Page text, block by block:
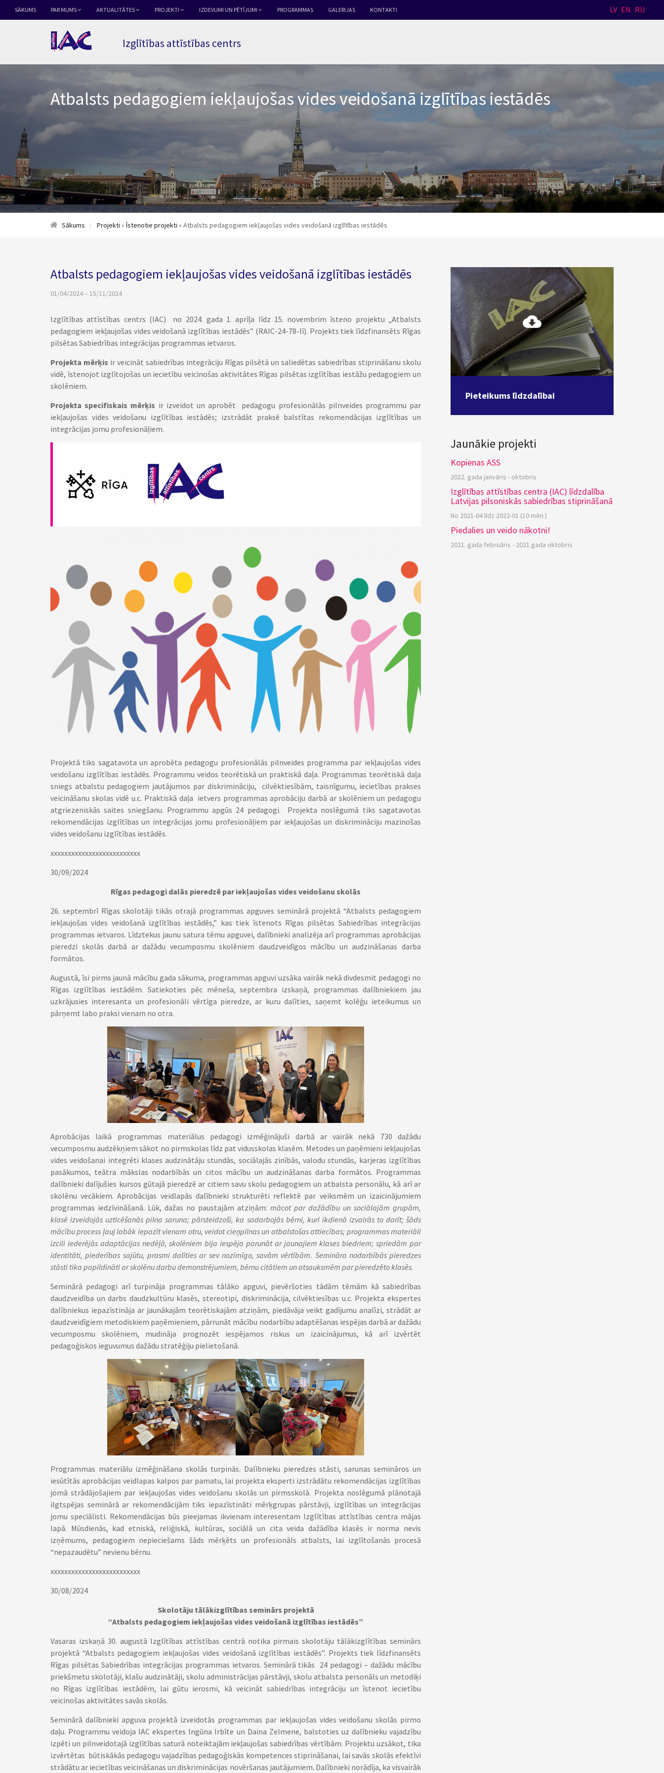
SĀKUMS PAR MUMS AKTUALITĀTES PROJEKTI IZDEVUMI UN PĒTĪJUMI PROGRAMMAS GALERIJAS KONTAKTI LV EN RU
Izglītības attīstības centrs
Atbalsts pedagogiem iekļaujošas vides veidošanā izglītības iestādēs
Sākums Projekti » Īstenotie projekti » Atbalsts pedagogiem iekļaujošas vides veidošanā izglītības iestādēs
Atbalsts pedagogiem iekļaujošas vides veidošanā izglītības iestādēs
01/04/2024 – 15/11/2024
Izglītības attīstības centrs (IAC) no 2024. gada 1. aprīļa līdz 15. novembrim īsteno projektu „Atbalsts
pedagogiem iekļaujošas vides veidošanā izglītības iestādēs” (RAIC-24-78-lī). Projekts tiek līdzfinansēts Rīgas
pilsētas Sabiedrības integrācijas programmas ietvaros.
Projekta mērķis ir veicināt sabiedrības integrāciju Rīgas pilsētā un saliedētas sabiedrības stiprināšanu skolu
vidē, īstenojot izglītojošas un iecietību veicinošas aktivitātes Rīgas pilsētas izglītības iestāžu pedagogiem un
skolēniem.
Projekta specifiskais mērķis ir izveidot un aprobēt pedagogu profesionālās pilnveides programmu par
iekļaujošas vides veidošanu izglītības iestādēs; izstrādāt praksē balstītas rekomendācijas izglītības un
integrācijas jomu profesionāļiem.
Projektā tiks sagatavota un aprobēta pedagogu profesionālās pilnveides programma par iekļaujošas vides
veidošanu izglītības iestādēs. Programmu veidos teorētiskā un praktiskā daļa. Programmas teorētiskā daļa
sniegs atbalstu pedagogiem jautājumos par diskrimināciju, cilvēktiesībām, taisnīgumu, iecietības prakses
veicināšanu skolas vidē u.c. Praktiskā daļa ietvers programmas aprobāciju darbā ar skolēniem un pedagogu
atgriezeniskās saites sniegšanu. Programmu apgūs 24 pedagogi. Projekta noslēgumā tiks sagatavotas
rekomendācijas izglītības un integrācijas jomu profesionāļiem par iekļaujošas un diskrimināciju mazinošas
vides veidošanu izglītības iestādēs.
xxxxxxxxxxxxxxxxxxxxxxxxxx
30/09/2024
Rīgas pedagogi dalās pieredzē par iekļaujošas vides veidošanu skolās
26. septembrī Rīgas skolotāji tikās otrajā programmas apguves seminārā projektā “Atbalsts pedagogiem
iekļaujošas vides veidošanā izglītības iestādēs,” kas tiek īstenots Rīgas pilsētas Sabiedrības integrācijas
programmas ietvaros. Līdztekus jaunu satura tēmu apguvei, dalībnieki analizēja arī programmas aprobācijas
pieredzi skolās darbā ar dažādu vecumposmu skolēniem daudzveidīgos mācību un audzināšanas darba
formātos.
Augustā, īsi pirms jaunā mācību gada sākuma, programmas apguvi uzsāka vairāk nekā divdesmit pedagogi no
Rīgas izglītības iestādēm. Satiekoties pēc mēneša, septembra izskaņā, programmas dalībniekiem jau
uzkrājusies interesanta un profesionāli vērtīga pieredze, ar kuru dalīties, saņemt kolēģu ieteikumus un
pārņemt labo praksi vienam no otra.
Aprobācijas laikā programmas materiālus pedagogi izmēģinājuši darbā ar vairāk nekā 730 dažādu
vecumposmu audzēkņiem sākot no pirmskolas līdz pat vidusskolas klasēm. Metodes un paņēmieni iekļaujošas
vides veidošanai integrēti klases audzinātāju stundās, sociālajās zinībās, valodu stundās, karjeras izglītības
pasākumos, teātra mākslas nodarbībās un citos mācību un audzināšanas darba formātos. Programmas
dalībnieki dalījušies kursos gūtajā pieredzē ar citiem savu skolu pedagogiem un atbalsta personālu, kā arī ar
skolēnu vecākiem. Aprobācijas veidlapās dalībnieki strukturēti reflektē par veiksmēm un izaicinājumiem
programmas iedzīvināšanā. Lūk, dažas no paustajām atziņām: mācot par dažādību un sociālajām grupām,
klasē izveidojās uzticēšanās pilna saruna; pārsteidzoši, ka sadarbojās bērni, kuri ikdienā izvairās to darīt; šāds
mācību process ļauj labāk iepazīt vienam otru, veidot cieņpilnas un atbalstošas attiecības; programmas materiāli
izcili iederējās adaptācijas nedēļā, skolēniem bija iespēja parunāt ar jaunajiem klases biedriem; spriedām par
identitāti, piederības sajūtu, prasmi dalīties ar sev nozīmīgo, savām vērtībām. Semināra nodarbībās pieredzes
stāsti tika papildināti ar skolēnu darbu demonstrējumiem, bērnu citātiem un atsauksmēm par pieredzēto klasēs.
Seminārā pedagogi arī turpināja programmas tālāko apguvi, pievēršoties tādām tēmām kā sabiedrības
daudzveidība un darbs daudzkultūru klasēs, stereotipi, diskriminācija, cilvēktiesības u.c. Projekta ekspertes
dalībniekus iepazīstināja ar jaunākajām teorētiskajām atziņām, piedāvāja veikt gadījumu analīzi, strādāt ar
daudzveidīgiem metodiskiem paņēmieniem, pārrunāt mācību nodarbību adaptēšanas iespējas darbā ar dažādu
vecumposmu skolēniem, mudināja prognozēt iespējamos riskus un izaicinājumus, kā arī izvērtēt
pedagoģiskos ieguvumus dažādu stratēģiju pielietošanā.
Programmas materiālu izmēģināšana skolās turpinās. Dalībnieku pieredzes stāsti, sarunas semināros un
iesūtītās aprobācijas veidlapas kalpos par pamatu, lai projekta eksperti izstrādātu rekomendācijas izglītības
jomā strādājošajiem par iekļaujošas vides veidošanu skolās un pirmsskolā. Projekta noslēgumā plānotajā
ilgtspējas seminārā ar rekomendācijām tiks iepazīstināti mērķgrupas pārstāvji, izglītības un integrācijas
jomu speciālisti. Rekomendācijas būs pieejamas ikvienam interesentam Izglītības attīstības centra mājas
lapā. Mūsdienās, kad etniskā, reliģiskā, kultūras, sociālā un cita veida dažādība klasēs ir norma nevis
izņēmums, pedagogiem nepieciešams šāds mērķēts un profesionāls atbalsts, lai izglītošanās procesā
“nepazaudētu” nevienu bērnu.
xxxxxxxxxxxxxxxxxxxxxxxxxx
30/08/2024
Skolotāju tālākizglītības seminārs projektā
“Atbalsts pedagogiem iekļaujošas vides veidošanā izglītības iestādēs”
Vasaras izskaņā 30. augustā Izglītības attīstības centrā notika pirmais skolotāju tālākizglītības seminārs
projektā “Atbalsts pedagogiem iekļaujošas vides veidošanā izglītības iestādēs”. Projekts tiek līdzfinansēts
Rīgas pilsētas Sabiedrības integrācijas programmas ietvaros. Seminārā tikās 24 pedagogi – dažādu mācību
priekšmetu skolotāji, klašu audzinātāji, skolu administrācijas pārstāvji, skolu atbalsta personāls un metodiķi
no Rīgas izglītības iestādēm, lai gūtu ierosmi, kā veicināt sabiedrības integrāciju un īstenot iecietību
veicinošas aktivitātes savās skolās.
Seminārā dalībnieki apguva projektā izveidotās programmas par iekļaujošas vides veidošanu skolās pirmo
daļu. Programmu veidoja IAC ekspertes Ingūna Irbīte un Daina Zelmene, balstoties uz dalībnieku vajadzību
izpēti un pilnveidotajā izglītības saturā noteiktajām iekļaujošas sabiedrības vērtībām. Projektu uzsākot, tika
izvērtētas būtiskākās pedagogu vajadzības pedagoģiskās kompetences stiprināšanai, lai savās skolās efektīvi
strādātu ar iecietības veicināšanas un diskriminācijas novēršanas jautājumiem. Dalībnieki norādīja, ka visvairāk
Pieteikums līdzdalībai
Jaunākie projekti
Kopienas ASS
2022. gada janvāris - oktobris
Izglītības attīstības centra (IAC) līdzdalība
Latvijas pilsoniskās sabiedrības stiprināšanā
No 2021-04 līdz 2022-01 (10 mēn.)
Piedalies un veido nākotni!
2021. gada februāris - 2021.gada oktobris